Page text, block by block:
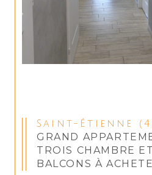
Saint-Étienne
GRAND
TROIS CHAMBRE
BALCONS À